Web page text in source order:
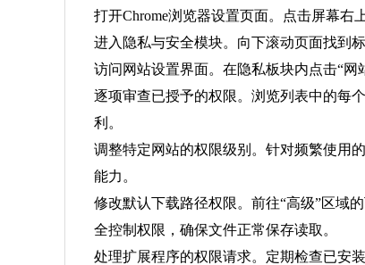
打开Chrome浏览器设置页面。点击屏幕右
进入隐私与安全模块。向下滚动页面找到
访问网站设置界面。在隐私板块内点击“
逐项审查已授予的权限。浏览列表中的每
利。
调整特定网站的权限级别。针对频繁使用
能力。
修改默认下载路径权限。前往“高级”区域
全控制权限，确保文件正常保存读取。
处理扩展程序的权限请求。定期检查已安